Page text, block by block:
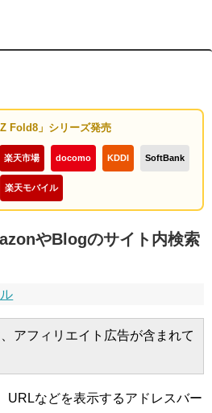
Z Fold8」シリーズ発売
楽天市場 docomo KDDI SoftBank
楽天モバイル
やBlogのサイト内検索
アフィリエイト広告が含まれて
URLなどを表示するアドレスバー